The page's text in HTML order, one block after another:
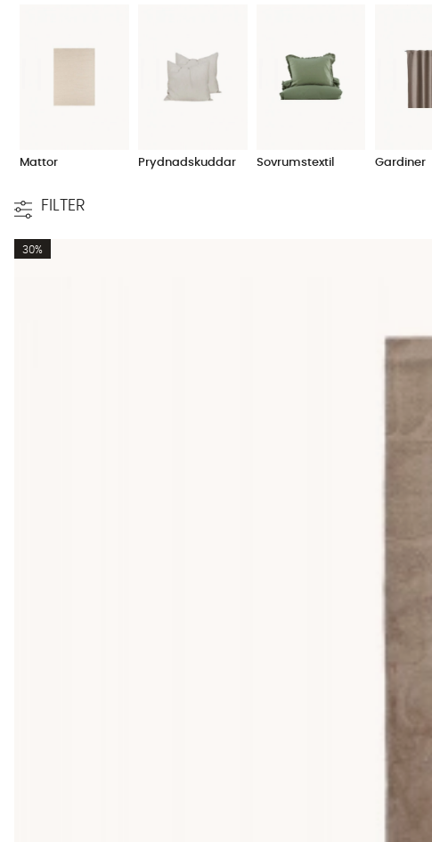
Mattor Prydnadskuddar Sovrumstextil Gardiner
FILTER
30%